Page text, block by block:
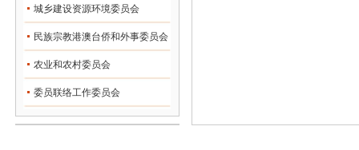
城乡建设资源环境委员会
民族宗教港澳台侨和外事委员会
农业和农村委员会
委员联络工作委员会